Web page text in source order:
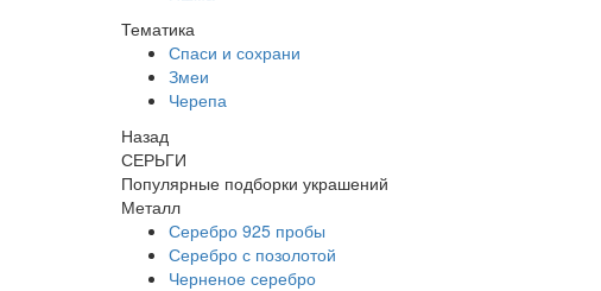
Тематика
Спаси и сохрани
Змеи
Черепа
Назад
СЕРЬГИ
Популярные подборки украшений
Металл
Серебро 925 пробы
Серебро с позолотой
Черненое серебро